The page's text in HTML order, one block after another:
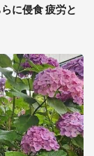
に侵食 疲労と